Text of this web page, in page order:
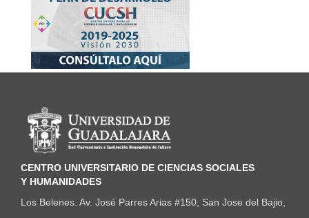
Información del portal
CENTRO UNIVERSITARIO DE CIENCIAS SOCIALES
Y HUMANIDADES
Los Belenes. Av. José Parres Arias #150, San Jose del Bajio,